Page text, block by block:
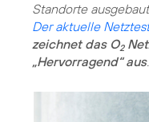
Standorte
Der aktuelle Netztest
zeichnet das O2
„Hervorragend“ aus.